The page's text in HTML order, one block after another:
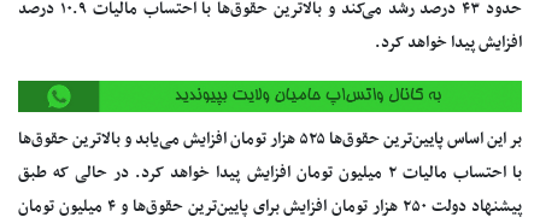
حدود ۴۳ درصد رشد می‌کند و بالاترین حقوق‌ها با احتساب مالیات ۱۰.۹ درصد
افزایش پیدا خواهد کرد.
بر این اساس پایین‌ترین حقوق‌ها ۵۲۵ هزار تومان افزایش می‌یابد و بالاترین حقوق‌ها
با احتساب مالیات ۲ میلیون تومان افزایش پیدا خواهد کرد. در حالی که طبق
پیشنهاد دولت ۲۵۰ هزار تومان افزایش برای پایین‌ترین حقوق‌ها و ۴ میلیون تومان